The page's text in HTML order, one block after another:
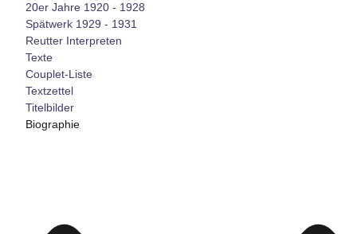
20er Jahre 1920 - 1928
Spätwerk 1929 - 1931
Reutter Interpreten
Texte
Couplet-Liste
Textzettel
Titelbilder
Biographie